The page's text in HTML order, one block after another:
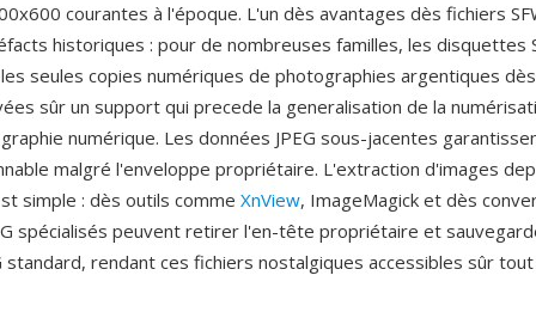
courantes à l'époque. L'un dès avantages dès fichiers
historiques : pour de nombreuses familles, les disquettes
seules copies numériques de photographies argentiques
sûr un support qui precede la generalisation de la
numérique. Les données JPEG sous-jacentes
malgré l'enveloppe propriétaire. L'extraction d'images
simple : dès outils comme XnView, ImageMagick et dès
spécialisés peuvent retirer l'en-tête propriétaire et
standard, rendant ces fichiers nostalgiques accessibles sûr